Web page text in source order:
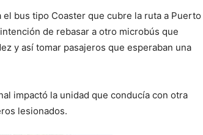
bus tipo Coaster que cubre la ruta a Puerto
de rebasar a otro microbús que
y así tomar pasajeros que esperaban una
impactó la unidad que conducía con otra
lesionados.